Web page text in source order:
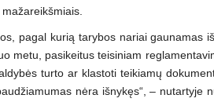
pagal kurią tarybos nariai gaunamas
metu, pasikeitus teisiniam
turto ar klastoti teikiamų
nėra išnykęs“, – nutartyje